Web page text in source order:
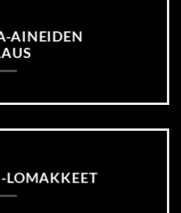
AINEIDEN
LOMAKKEET